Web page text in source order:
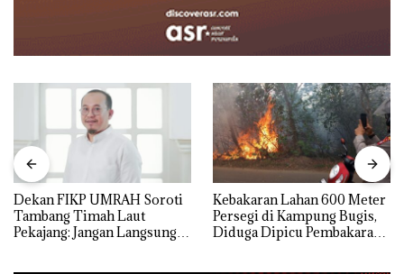
Dekan FIKP UMRAH Soroti
Tambang Timah Laut
Pekajang: Jangan Langsung
Kebakaran Lahan 600 Meter
Persegi di Kampung Bugis,
Diduga Dipicu Pembakaran